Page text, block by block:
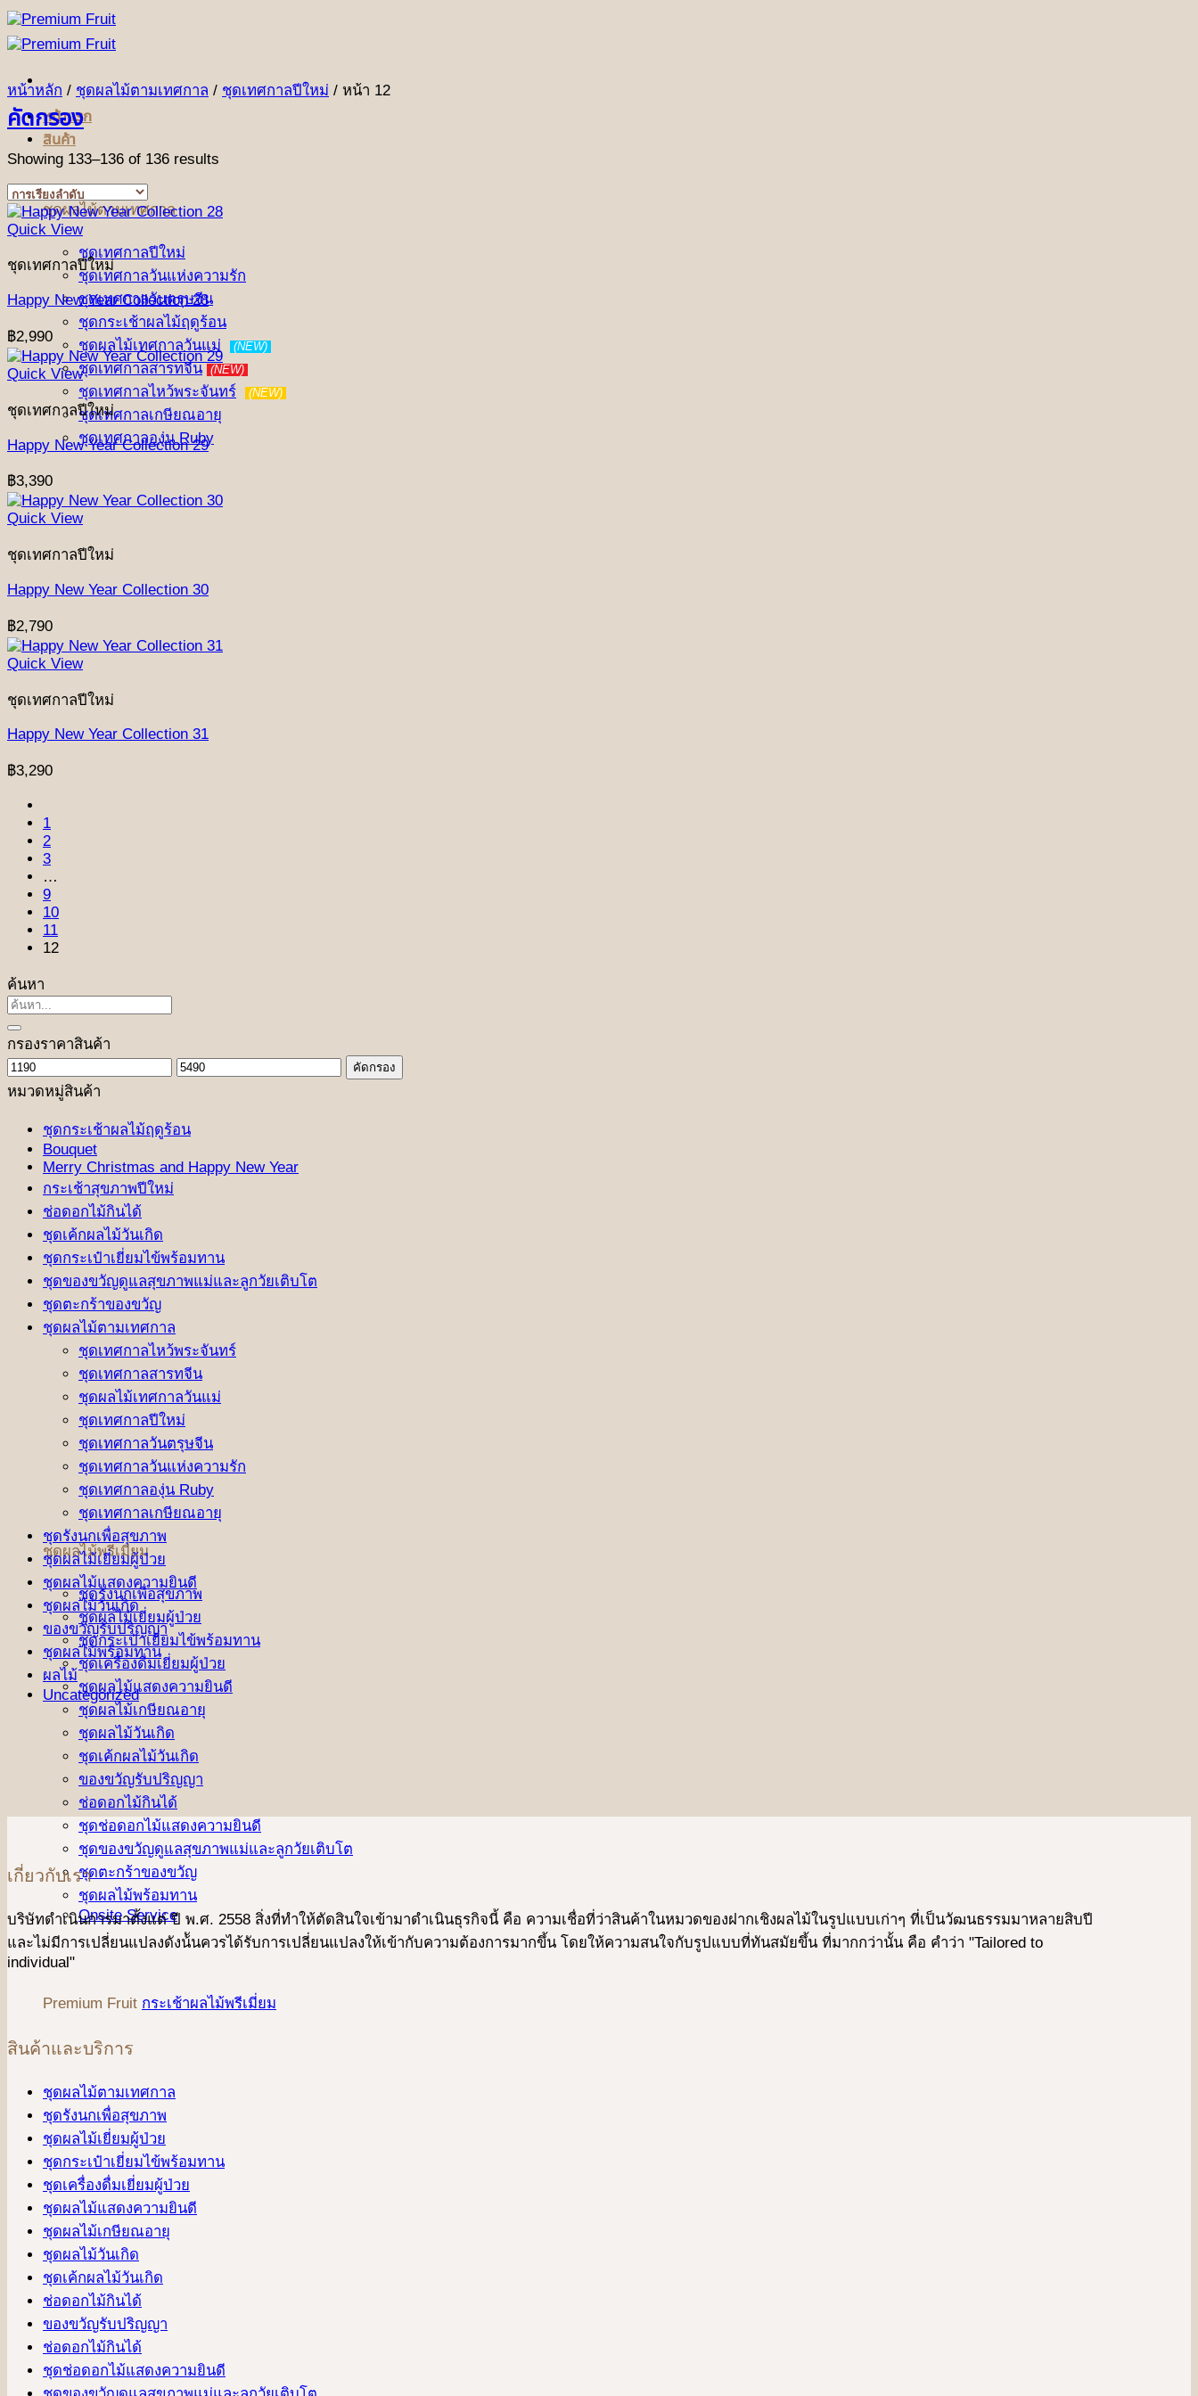
ข้าม
ไป
เนื้อหา
หน้าแรก
สินค้า
ชุดผลไม้ตามเทศกาล
ชุดเทศกาลปีใหม่
ชุดเทศกาลวันแห่งความรัก
ชุดเทศกาลวันตรุษจีน
ชุดกระเช้าผลไม้ฤดูร้อน
ชุดผลไม้เทศกาลวันแม่
(NEW)
ชุดเทศกาลสารทจีน (NEW)
ชุดเทศกาลไหว้พระจันทร์ (NEW)
ชุดเทศกาลเกษียณอายุ
ชุดเทศกาลองุ่น Ruby
ชุดผลไม้พรีเมี่ยม
ชุดรังนกเพื่อสุขภาพ
ชุดผลไม้เยี่ยมผู้ป่วย
ชุดกระเป๋าเยี่ยมไข้พร้อมทาน
ชุดเครื่องดื่มเยี่ยมผู้ป่วย
ชุดผลไม้แสดงความยินดี
ชุดผลไม้เกษียณอายุ
ชุดผลไม้วันเกิด
ชุดเค้กผลไม้วันเกิด
ของขวัญรับปริญญา
ช่อดอกไม้กินได้
ชุดช่อดอกไม้แสดงความยินดี
ชุดของขวัญดูแลสุขภาพแม่และลูกวัยเติบโต
ชุดตะกร้าของขวัญ
ชุดผลไม้พร้อมทาน
Onsite Service
หน้าหลัก / ชุดผลไม้ตามเทศกาล / ชุดเทศกาลปีใหม่ / หน้า 12
คัดกรอง
Showing 133–136 of 136 results
Quick View
ชุดเทศกาลปีใหม่
Happy New Year Collection 28
฿2,990
Quick View
ชุดเทศกาลปีใหม่
Happy New Year Collection 29
฿3,390
Quick View
ชุดเทศกาลปีใหม่
Happy New Year Collection 30
฿2,790
Quick View
ชุดเทศกาลปีใหม่
Happy New Year Collection 31
฿3,290
1
2
3
…
9
10
11
12
ค้นหา
ค้นหา:
กรองราคาสินค้า
ราคา
ต่ำ
ราคา
คัดกรอง
หมวดหมู่สินค้า
ชุดกระเช้าผลไม้ฤดูร้อน
Bouquet
Merry Christmas and Happy New Year
กระเช้าสุขภาพปีใหม่
ช่อดอกไม้กินได้
ชุดเค้กผลไม้วันเกิด
ชุดกระเป๋าเยี่ยมไข้พร้อมทาน
ชุดของขวัญดูแลสุขภาพแม่และลูกวัยเติบโต
ชุดตะกร้าของขวัญ
ชุดผลไม้ตามเทศกาล
ชุดเทศกาลไหว้พระจันทร์
ชุดเทศกาลสารทจีน
ชุดผลไม้เทศกาลวันแม่
ชุดเทศกาลปีใหม่
ชุดเทศกาลวันตรุษจีน
ชุดเทศกาลวันแห่งความรัก
ชุดเทศกาลองุ่น Ruby
ชุดเทศกาลเกษียณอายุ
ชุดรังนกเพื่อสุขภาพ
ชุดผลไม้เยี่ยมผู้ป่วย
ชุดผลไม้แสดงความยินดี
ชุดผลไม้วันเกิด
ของขวัญรับปริญญา
ชุดผลไม้พร้อมทาน
ผลไม้
Uncategorized
เกี่ยวกับเรา
บริษัทดําเนินการมาตั้งแต่ ปี พ.ศ. 2558 สิ่งที่ทำให้ตัดสินใจเข้ามาดําเนินธุรกิจนี้ คือ ความเชื่อที่ว่าสินค้าในหมวดของฝากเชิงผลไม้ในรูปแบบเก่าๆ ที่เป็นวัฒนธรรมมาหลายสิบปี
และไม่มีการเปลี่ยนแปลงดังน้ันควรได้รับการเปลี่ยนแปลงให้เข้ากับความต้องการมากขึ้น โดยให้ความสนใจกับรูปแบบที่ทันสมัยขึ้น ที่มากกว่านั้น คือ คําว่า "Tailored to
individual"
Premium Fruit กระเช้าผลไม้พรีเมี่ยม
สินค้าและบริการ
ชุดผลไม้ตามเทศกาล
ชุดรังนกเพื่อสุขภาพ
ชุดผลไม้เยี่ยมผู้ป่วย
ชุดกระเป๋าเยี่ยมไข้พร้อมทาน
ชุดเครื่องดื่มเยี่ยมผู้ป่วย
ชุดผลไม้แสดงความยินดี
ชุดผลไม้เกษียณอายุ
ชุดผลไม้วันเกิด
ชุดเค้กผลไม้วันเกิด
ช่อดอกไม้กินได้
ของขวัญรับปริญญา
ช่อดอกไม้กินได้
ชุดช่อดอกไม้แสดงความยินดี